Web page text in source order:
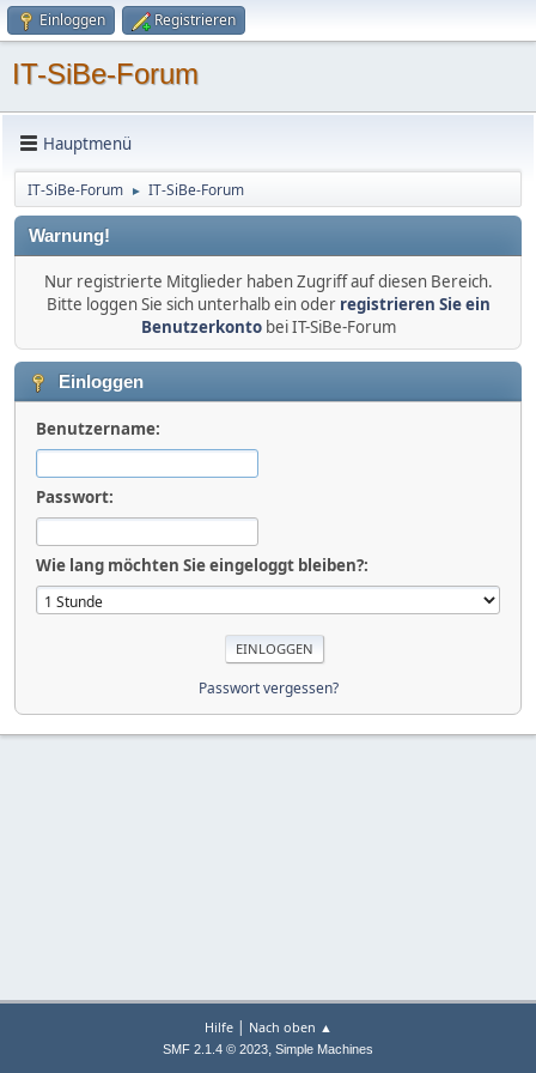
Einloggen Registrieren
IT-SiBe-Forum
Hauptmenü
IT-SiBe-Forum ► IT-SiBe-Forum
Warnung!
Nur registrierte Mitglieder haben Zugriff auf diesen Bereich.
Bitte loggen Sie sich unterhalb ein oder registrieren Sie ein
Benutzerkontobei IT-SiBe-Forum
Einloggen
Benutzername:
Passwort:
Wie lang möchten Sie eingeloggt bleiben?:
Passwort vergessen?
Hilfe| Nach oben ▲
SMF 2.1.4 © 2023, Simple Machines